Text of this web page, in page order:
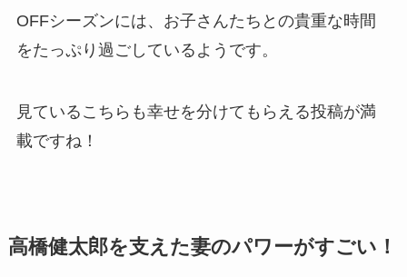
OFFシーズンには、お子さんたちとの貴重な時間
をたっぷり過ごしているようです。
見ているこちらも幸せを分けてもらえる投稿が満
載ですね！
高橋健太郎を支えた妻のパワーがすごい！